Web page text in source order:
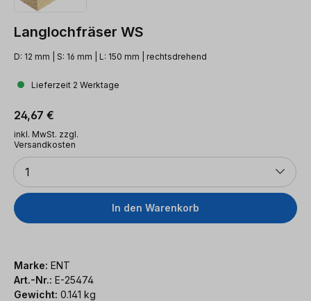
Langlochfräser WS
D: 12 mm | S: 16 mm | L: 150 mm | rechtsdrehend
Lieferzeit 2 Werktage
Regulärer Preis:
24,67 €
inkl. MwSt. zzgl.
Versandkosten
Anzahl
1
In den Warenkorb
Marke: ENT
Art.-Nr.: E-25474
Gewicht: 0.141 kg